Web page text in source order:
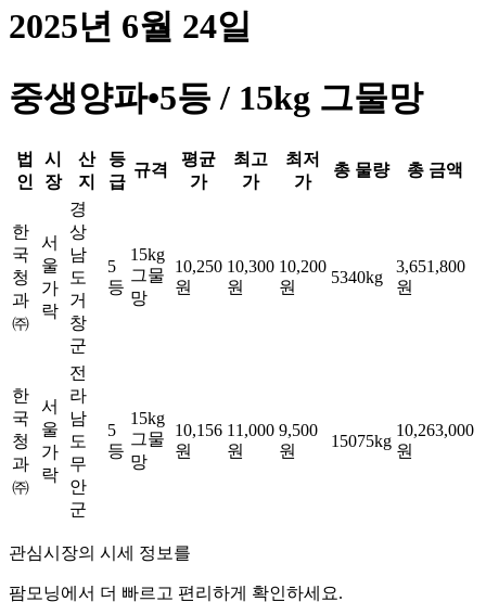
2025년 6월 24일
중생양파•5등 / 15kg 그물망
법
인
시
장
산
지
등
급
규격
평균
가
최고
가
최저
가
총 물량 총 금액
한
국
청
과
㈜
서
울
가
락
경
상
남
도
거
창
군
5
등
15kg
그물
망
10,250
원
10,300
원
10,200
원
5340kg
3,651,800
원
한
국
청
과
㈜
서
울
가
락
전
라
남
도
무
안
군
5
등
15kg
그물
망
10,156
원
11,000
원
9,500
원
15075kg
10,263,000
원
관심시장의 시세 정보를
팜모닝에서 더 빠르고 편리하게 확인하세요.